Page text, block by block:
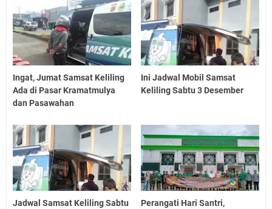
Ingat, Jumat Samsat Keliling
Ada di Pasar Kramatmulya
dan Pasawahan
Ini Jadwal Mobil Samsat
Keliling Sabtu 3 Desember
Jadwal Samsat Keliling Sabtu
Perangati Hari Santri,